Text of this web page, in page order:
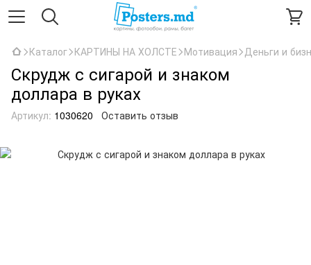
Каталог КАРТИНЫ НА ХОЛСТЕ Мотивация Деньги и
Скрудж с сигарой и знаком
доллара в руках
Артикул: 1030620 Оставить отзыв